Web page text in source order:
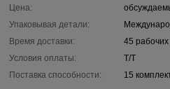
Цена:
Упаковывая детали:
Время доставки:
45
Условия оплаты:
T/T
Поставка способности:
15